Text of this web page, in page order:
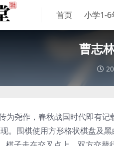
首页 小学1-6
曹志
尧作，春秋战国时代即有记
。围棋使用方形格状棋盘及